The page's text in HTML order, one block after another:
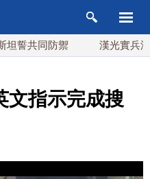
同防禦 漢光實兵濱海緊
文指示完成搜